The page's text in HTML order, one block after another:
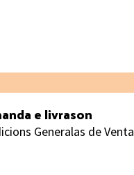
e livrason
Generalas de Venta